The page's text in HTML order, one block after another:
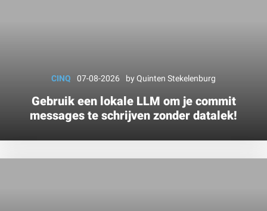
CINQ 07-08-2026 byQuinten Stekelenburg
Gebruik een lokale LLM om je commit
messages te schrijven zonder datalek!